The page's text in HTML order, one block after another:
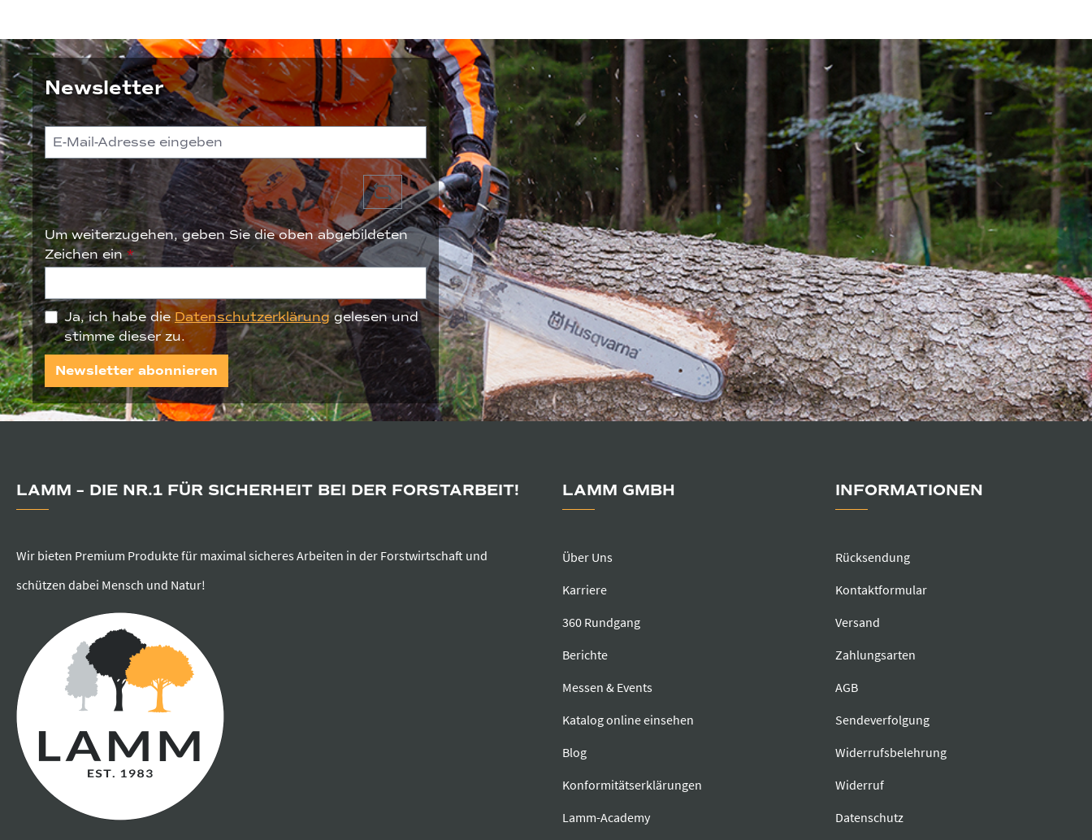
Newsletter
Um weiterzugehen, geben Sie die oben abgebildeten
Zeichen ein*
Ja, ich habe dieDatenschutzerklärunggelesen und
stimme dieser zu.
Newsletter abonnieren
LAMM – DIE NR.1 FÜR SICHERHEIT BEI DER FORSTARBEIT!
Wir bieten Premium Produkte für maximal sicheres Arbeiten in der Forstwirtschaft und
schützen dabei Mensch und Natur!
LAMM GMBH
Über Uns
Karriere
360 Rundgang
Berichte
Messen & Events
Katalog online einsehen
Blog
Konformitätserklärungen
Lamm-Academy
INFORMATIONEN
Rücksendung
Kontaktformular
Versand
Zahlungsarten
AGB
Sendeverfolgung
Widerrufsbelehrung
Widerruf
Datenschutz